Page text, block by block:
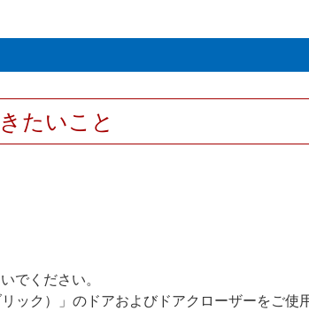
たいこと
でください。
ク）」のドアおよびドアクローザーをご使